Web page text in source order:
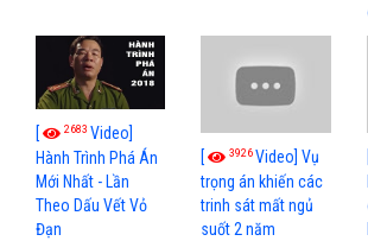
[ 2683 Video]
Hành Trình Phá Án
Mới Nhất - Lần
Theo Dấu Vết Vỏ
Đạn
[ 3926Video] Vụ
trọng án khiến các
trinh sát mất ngủ
suốt 2 năm